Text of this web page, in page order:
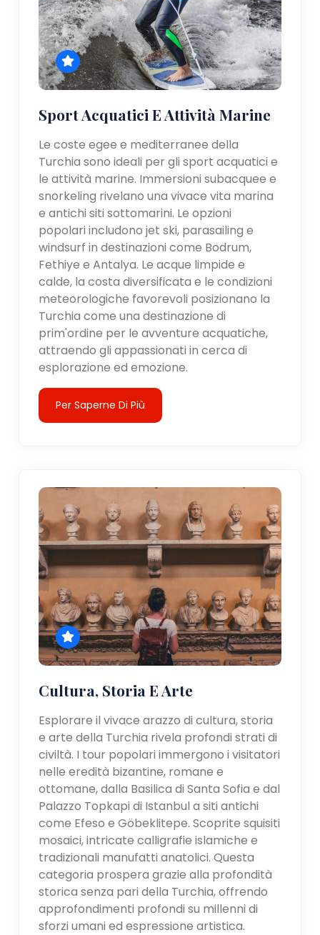
Sport Acquatici E Attività Marine
Le coste egee e mediterranee della
Turchia sono ideali per gli sport acquatici e
le attività marine. Immersioni subacquee e
snorkeling rivelano una vivace vita marina
e antichi siti sottomarini. Le opzioni
popolari includono jet ski, parasailing e
windsurf in destinazioni come Bodrum,
Fethiye e Antalya. Le acque limpide e
calde, la costa diversificata e le condizioni
meteorologiche favorevoli posizionano la
Turchia come una destinazione di
prim'ordine per le avventure acquatiche,
attraendo gli appassionati in cerca di
esplorazione ed emozione.
Per Saperne Di Più
Cultura, Storia E Arte
Esplorare il vivace arazzo di cultura, storia
e arte della Turchia rivela profondi strati di
civiltà. I tour popolari immergono i visitatori
nelle eredità bizantine, romane e
ottomane, dalla Basilica di Santa Sofia e dal
Palazzo Topkapi di Istanbul a siti antichi
come Efeso e Göbeklitepe. Scoprite squisiti
mosaici, intricate calligrafie islamiche e
tradizionali manufatti anatolici. Questa
categoria prospera grazie alla profondità
storica senza pari della Turchia, offrendo
approfondimenti profondi su millenni di
sforzi umani ed espressione artistica.